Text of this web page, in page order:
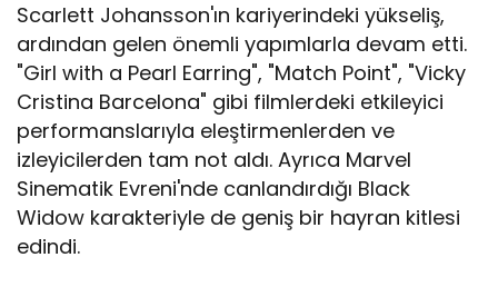
Scarlett Johansson'ın kariyerindeki yükseliş,
ardından gelen önemli yapımlarla devam etti.
"Girl with a Pearl Earring", "Match Point", "Vicky
Cristina Barcelona" gibi filmlerdeki etkileyici
performanslarıyla eleştirmenlerden ve
izleyicilerden tam not aldı. Ayrıca Marvel
Sinematik Evreni'nde canlandırdığı Black
Widow karakteriyle de geniş bir hayran kitlesi
edindi.